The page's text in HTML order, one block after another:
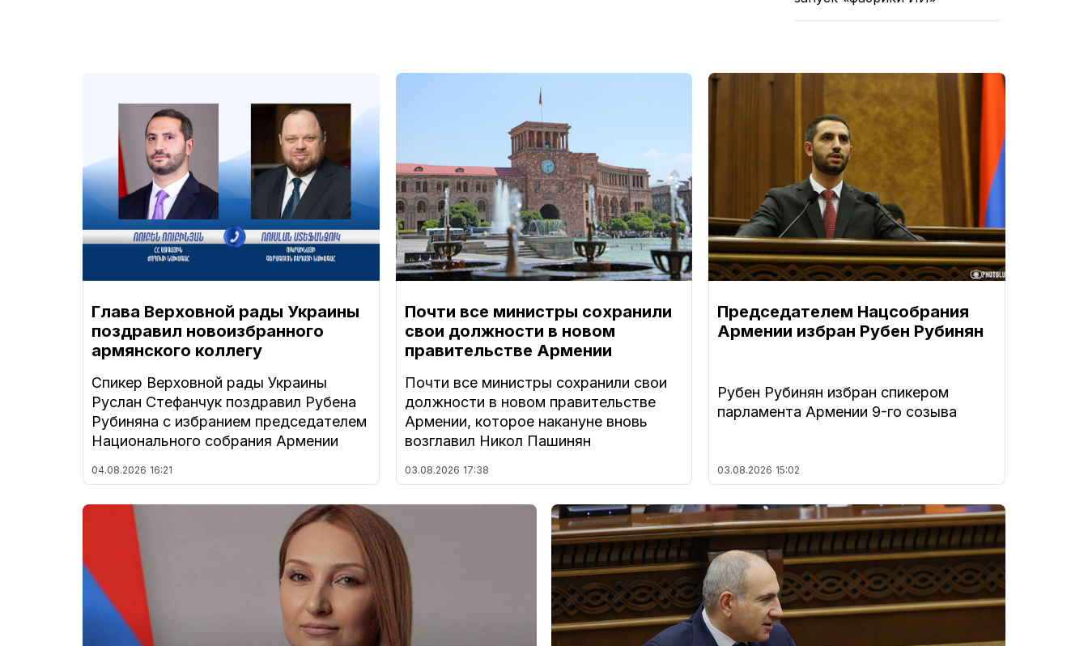
Глава Верховной рады Украины
поздравил новоизбранного
армянского коллегу
Спикер Верховной рады Украины
Руслан Стефанчук поздравил Рубена
Рубиняна с избранием председателем
Национального собрания Армении
04.08.2026 16:21
Почти все министры сохранили
свои должности в новом
правительстве Армении
Почти все министры сохранили свои
должности в новом правительстве
Армении, которое накануне вновь
возглавил Никол Пашинян
03.08.2026 17:38
Председателем Нацсобрания
Армении избран Рубен Рубинян
Рубен Рубинян избран спикером
парламента Армении 9-го созыва
03.08.2026 15:02